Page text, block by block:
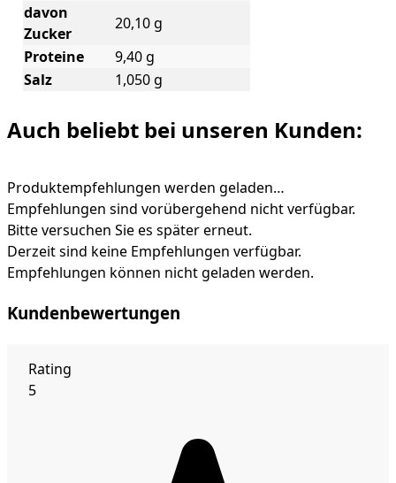
davon
Zucker
20,10 g
Proteine
9,40 g
Salz
1,050 g
Auch beliebt bei unseren Kunden:
Produktempfehlungen werden geladen…
Empfehlungen sind vorübergehend nicht verfügbar.
Bitte versuchen Sie es später erneut.
Derzeit sind keine Empfehlungen verfügbar.
Empfehlungen können nicht geladen werden.
Kundenbewertungen
Rating
5